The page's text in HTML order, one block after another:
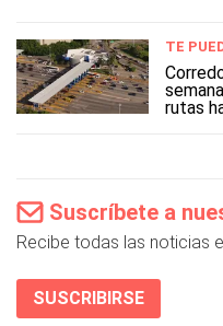
TE
rutas
Suscríbete a
Recibe todas las noticias
SUSCRIBIRSE